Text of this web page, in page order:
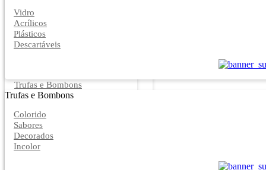
Vidro
Acrílicos
Plásticos
Descartáveis
Trufas e Bombons
Trufas e Bombons
Colorido
Sabores
Decorados
Incolor